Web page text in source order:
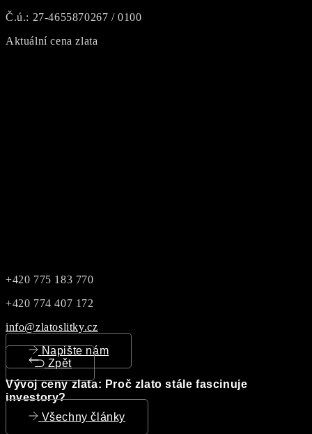
Č.ú.: 27-4655870267 / 0100
Aktuální cena zlata
+420 775 183 770
+420 774 407 172
info@zlatoslitky.cz
Napište nám
Zpět
Vývoj ceny zlata: Proč zlato stále fascinuje
investory?
Všechny články